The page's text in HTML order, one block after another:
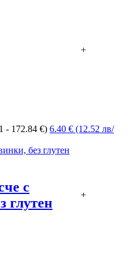
+
- 172.84 €) 6.40 € (12.52 лв/
с
глутен
+